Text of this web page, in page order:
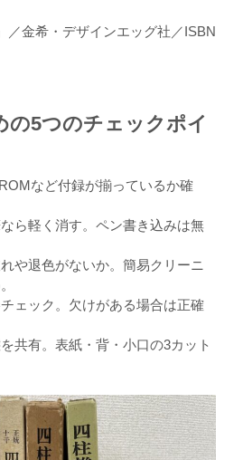
／金希・デザインエッグ社／ISBN
の5つのチェックポイ
など付録が揃っているか確
ら軽く消す。ペン書き込みは無
や退色がないか。簡易クリーニ
ェック。欠けがある場合は正確
共有。表紙・背・小口の3カット